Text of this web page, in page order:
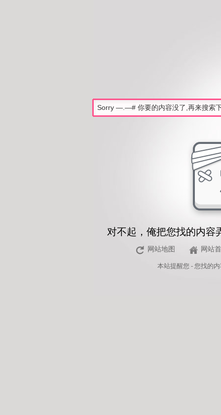
对不起，俺把您找的内容
网站地图 网站
本站提醒您 - 您找的